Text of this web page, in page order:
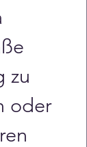
zu
oder